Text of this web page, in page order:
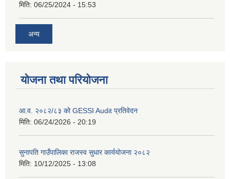
मिति: 06/25/2024 - 15:53
अन्य
योजना तथा परियोजना
आ.व. २०८२/८३ को GESSI Audit प्रतिवेदन
मिति: 06/24/2026 - 20:19
सुनापति गाउँपालिका राजस्व सुधार कार्ययोजना २०८२
मिति: 10/12/2025 - 13:08